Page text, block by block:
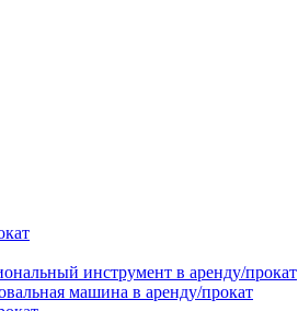
инструмент в аренду/прокат
машина в аренду/прокат